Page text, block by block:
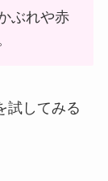
ぶれや赤
試してみる